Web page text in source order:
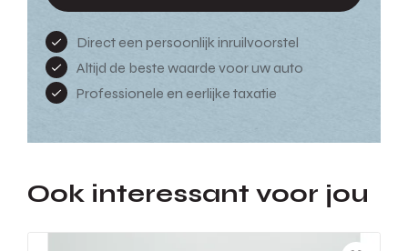
Direct een persoonlijk inruilvoorstel
Altijd de beste waarde voor uw auto
Professionele en eerlijke taxatie
Ook interessant voor jou